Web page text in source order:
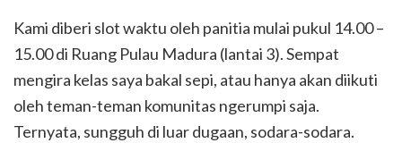
Kami diberi slot waktu oleh panitia mulai pukul 14.00 –
15.00 di Ruang Pulau Madura (lantai 3). Sempat
mengira kelas saya bakal sepi, atau hanya akan diikuti
oleh teman-teman komunitas ngerumpi saja.
Ternyata, sungguh di luar dugaan, sodara-sodara.